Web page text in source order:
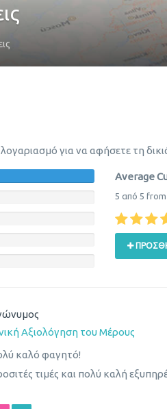
για να αφήσετε τη
Average
5 από 5 from
Αξιολόγηση του Μέρους
καλό φαγητό!
τιμές και πολύ καλή